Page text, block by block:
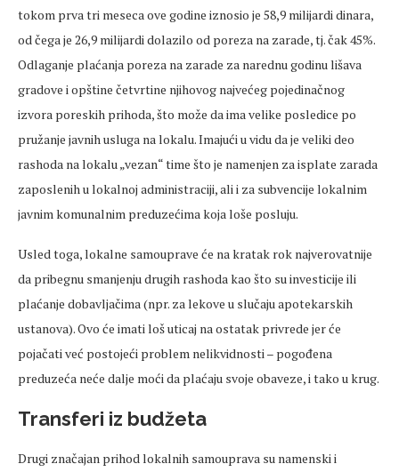
tokom prva tri meseca ove godine iznosio je 58,9 milijardi dinara,
od čega je 26,9 milijardi dolazilo od poreza na zarade, tj. čak 45%.
Odlaganje plaćanja poreza na zarade za narednu godinu lišava
gradove i opštine četvrtine njihovog najvećeg pojedinačnog
izvora poreskih prihoda, što može da ima velike posledice po
pružanje javnih usluga na lokalu. Imajući u vidu da je veliki deo
rashoda na lokalu „vezan“ time što je namenjen za isplate zarada
zaposlenih u lokalnoj administraciji, ali i za subvencije lokalnim
javnim komunalnim preduzećima koja loše posluju.
Usled toga, lokalne samouprave će na kratak rok najverovatnije
da pribegnu smanjenju drugih rashoda kao što su investicije ili
plaćanje dobavljačima (npr. za lekove u slučaju apotekarskih
ustanova). Ovo će imati loš uticaj na ostatak privrede jer će
pojačati već postojeći problem nelikvidnosti – pogođena
preduzeća neće dalje moći da plaćaju svoje obaveze, i tako u krug.
Transferi iz budžeta
Drugi značajan prihod lokalnih samouprava su namenski i